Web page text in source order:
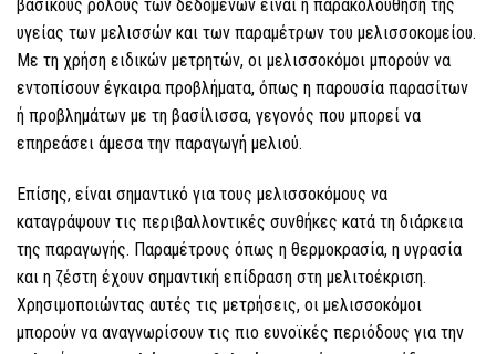
βασικούς ρόλους των δεδομένων είναι η παρακολούθηση της
υγείας των μελισσών και των παραμέτρων του μελισσοκομείου.
Με τη χρήση ειδικών μετρητών, οι μελισσοκόμοι μπορούν να
εντοπίσουν έγκαιρα προβλήματα, όπως η παρουσία παρασίτων
ή προβλημάτων με τη βασίλισσα, γεγονός που μπορεί να
επηρεάσει άμεσα την παραγωγή μελιού.
Επίσης, είναι σημαντικό για τους μελισσοκόμους να
καταγράψουν τις περιβαλλοντικές συνθήκες κατά τη διάρκεια
της παραγωγής. Παραμέτρους όπως η θερμοκρασία, η υγρασία
και η ζέστη έχουν σημαντική επίδραση στη μελιτοέκριση.
Χρησιμοποιώντας αυτές τις μετρήσεις, οι μελισσοκόμοι
μπορούν να αναγνωρίσουν τις πιο ευνοϊκές περιόδους για την